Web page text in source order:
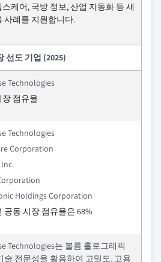
케어, 국방 정보, 산업 자동화 등 새
사례를 지원합니다.
선도 기업 (2025)
Technologies
장 점유율
Technologies
Corporation
Holdings Corporation
공동 시장 점유율은 68%
Technologies는 볼륨 홀로그래픽
술 전문성을 활용하여 고밀도, 고용